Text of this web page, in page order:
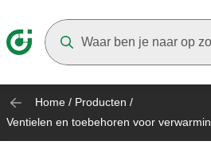
Home / Producten /
Ventielen en toebehoren voor